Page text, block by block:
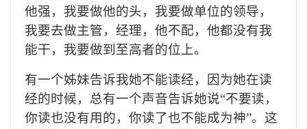
他强，我要做他的头，我要做单位的领导，
我要去做主管，经理，他不配，他都没有我
能干，我要做到至高者的位上。
有一个姊妹告诉我她不能读经，因为她在读
经的时候，总有一个声音告诉她说“不要读，
你读也没有用的，你读了也不能成为神”。这